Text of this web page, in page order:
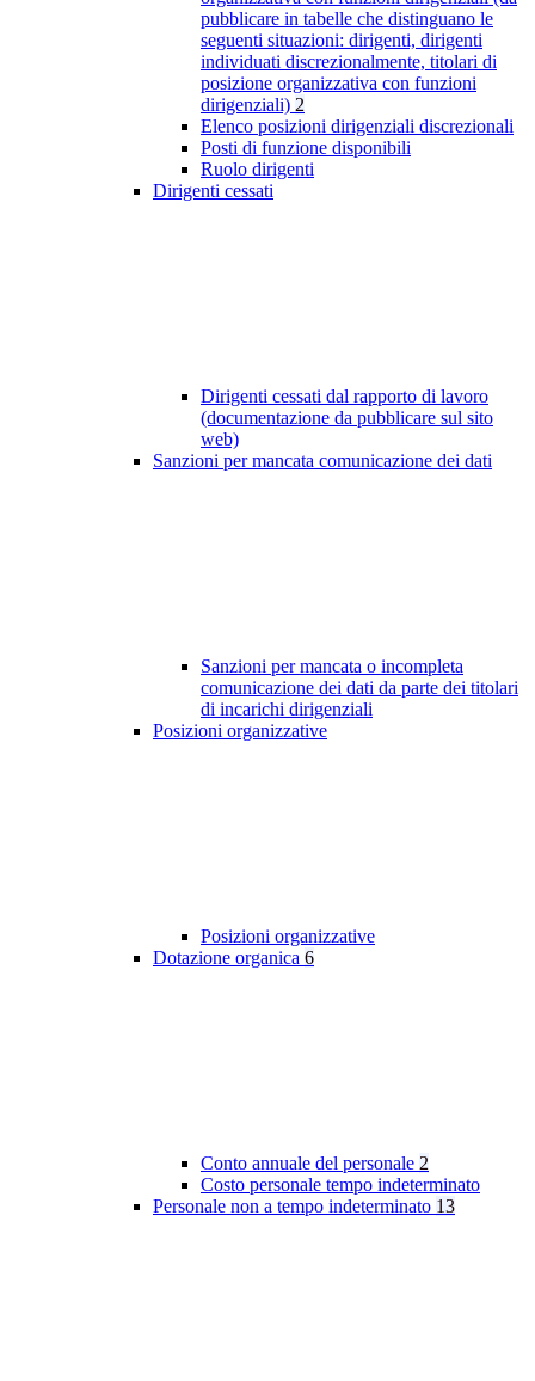
pubblicare in tabelle che distinguano le
seguenti situazioni: dirigenti, dirigenti
individuati discrezionalmente, titolari di
posizione organizzativa con funzioni
dirigenziali) 2
Elenco posizioni dirigenziali discrezionali
Posti di funzione disponibili
Ruolo dirigenti
Dirigenti cessati
Dirigenti cessati dal rapporto di lavoro
(documentazione da pubblicare sul sito
web)
Sanzioni per mancata comunicazione dei dati
Sanzioni per mancata o incompleta
comunicazione dei dati da parte dei titolari
di incarichi dirigenziali
Posizioni organizzative
Posizioni organizzative
Dotazione organica 6
Conto annuale del personale 2
Costo personale tempo indeterminato
Personale non a tempo indeterminato 13